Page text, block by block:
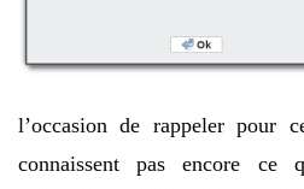
l’occasion de rappeler pour
connaissent pas encore ce